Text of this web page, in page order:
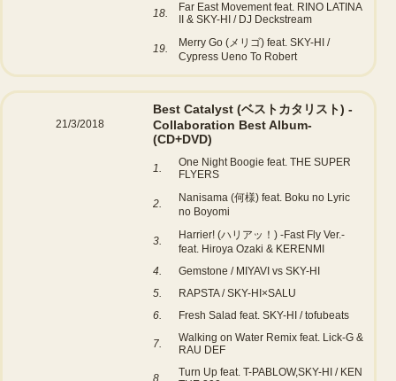
18.
Far East Movement feat. RINO LATINA
II & SKY-HI / DJ Deckstream
19.
Merry Go (メリゴ) feat. SKY-HI /
Cypress Ueno To Robert
21/3/2018
Best Catalyst (ベストカタリスト) -
Collaboration Best Album-
(CD+DVD)
1.
One Night Boogie feat. THE SUPER
FLYERS
2.
Nanisama (何様) feat. Boku no Lyric
no Boyomi
3.
Harrier! (ハリアッ！) -Fast Fly Ver.-
feat. Hiroya Ozaki & KERENMI
4.
Gemstone / MIYAVI vs SKY-HI
5.
RAPSTA / SKY-HI×SALU
6.
Fresh Salad feat. SKY-HI / tofubeats
7.
Walking on Water Remix feat. Lick-G &
RAU DEF
8.
Turn Up feat. T-PABLOW,SKY-HI / KEN